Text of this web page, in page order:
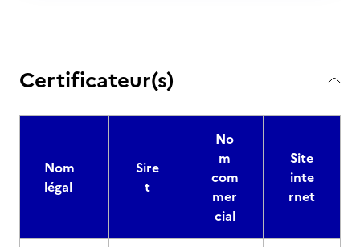
Certificateur(s)
Nom
légal
Sire
t
No
m
com
mer
cial
Site
inte
rnet